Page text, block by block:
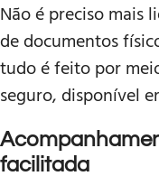
Não é preciso mais
de documentos
tudo é feito por
seguro, disponível
facilitada